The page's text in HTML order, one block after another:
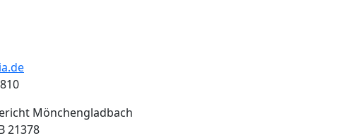
Mönchengladbach
21378